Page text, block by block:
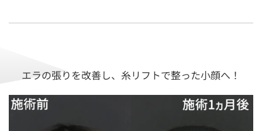
エラの張りを改善し、糸リフトで整った小顔へ！